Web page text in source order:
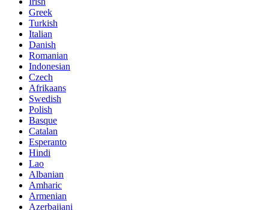
Greek
Turkish
Italian
Danish
Romanian
Indonesian
Czech
Afrikaans
Swedish
Polish
Basque
Catalan
Esperanto
Hindi
Lao
Albanian
Amharic
Armenian
Azerbaijani